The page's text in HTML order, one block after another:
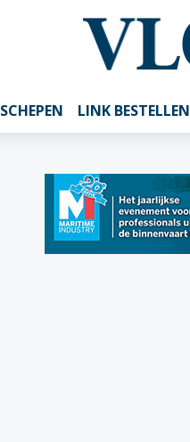
SCHEPEN LINK BESTELLEN